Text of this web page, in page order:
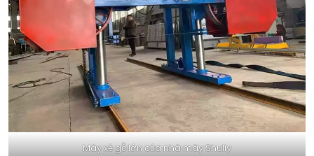
Máy xẻ gỗ lớn của nhà máy Shuliy